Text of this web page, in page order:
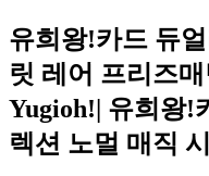
유희왕!카드 듀
릿 레어 프리즈
Yugioh!| 유희왕!
렉션 노멀 매직